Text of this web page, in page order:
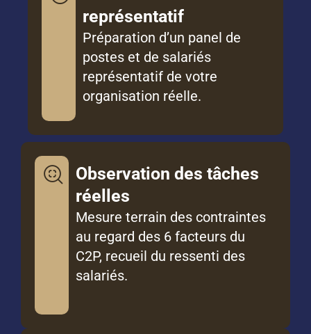
représentatif
Préparation d’un panel de
postes et de salariés
représentatif de votre
organisation réelle.
Observation des tâches
réelles
Mesure terrain des contraintes
au regard des 6 facteurs du
C2P, recueil du ressenti des
salariés.